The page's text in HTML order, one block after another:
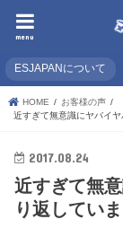
menu
ESJAPANについて
HOME
お客様の声
近すぎて無意識にヤバイ
2017.08.24
近すぎて無
り返してい